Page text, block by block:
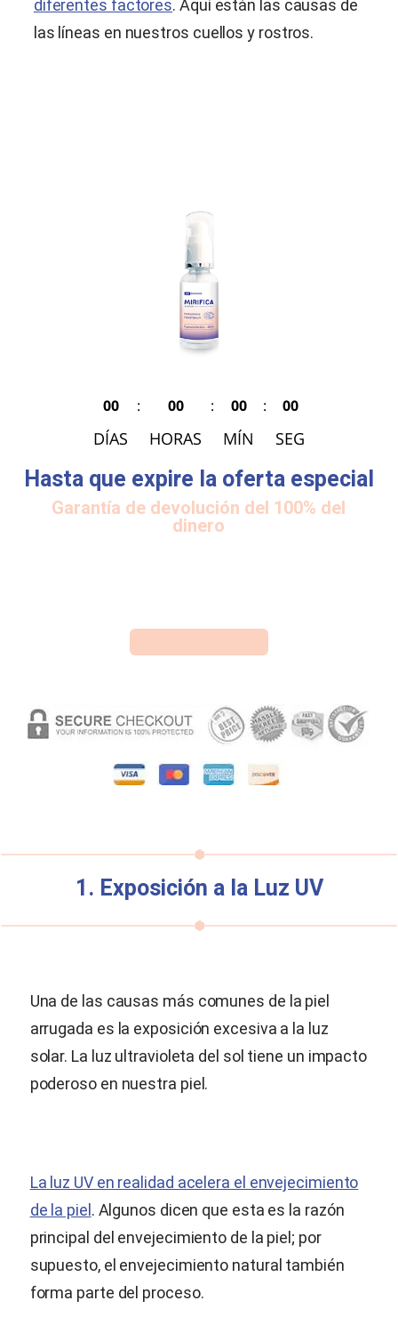
diferentes factores. Aquí están las causas de
las líneas en nuestros cuellos y rostros.
00
DÍAS
: 00
HORAS
: 00
MÍN
: 00
SEG
Hasta que expire la oferta especial
Garantía de devolución del 100% del
dinero
1. Exposición a la Luz UV
Una de las causas más comunes de la piel
arrugada es la exposición excesiva a la luz
solar. La luz ultravioleta del sol tiene un impacto
poderoso en nuestra piel.
La luz UV en realidad acelera el envejecimiento
de la piel . Algunos dicen que esta es la razón
principal del envejecimiento de la piel; por
supuesto, el envejecimiento natural también
forma parte del proceso.